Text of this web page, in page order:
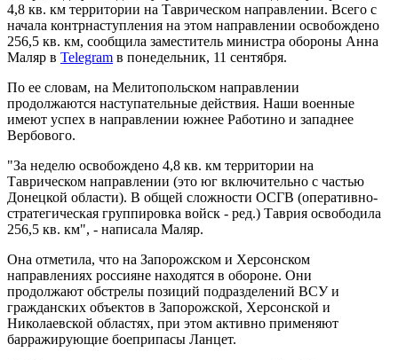
4,8 кв. км территории на Таврическом направлении. Всего с
начала контрнаступления на этом направлении освобождено
256,5 кв. км, сообщила заместитель министра обороны Анна
Маляр в Telegram в понедельник, 11 сентября.
По ее словам, на Мелитопольском направлении
продолжаются наступательные действия. Наши военные
имеют успех в направлении южнее Работино и западнее
Вербового.
"За неделю освобождено 4,8 кв. км территории на
Таврическом направлении (это юг включительно с частью
Донецкой области). В общей сложности ОСГВ (оперативно-
стратегическая группировка войск - ред.) Таврия освободила
256,5 кв. км", - написала Маляр.
Она отметила, что на Запорожском и Херсонском
направлениях россияне находятся в обороне. Они
продолжают обстрелы позиций подразделений ВСУ и
гражданских объектов в Запорожской, Херсонской и
Николаевской областях, при этом активно применяют
барражирующие боеприпасы Ланцет.